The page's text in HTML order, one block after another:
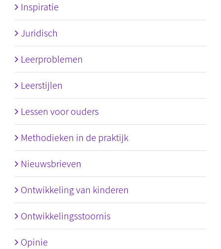
Inspiratie
Juridisch
Leerproblemen
Leerstijlen
Lessen voor ouders
Methodieken in de praktijk
Nieuwsbrieven
Ontwikkeling van kinderen
Ontwikkelingsstoornis
Opinie